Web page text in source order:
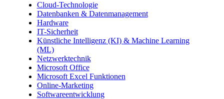
Cloud-Technologie
Datenbanken & Datenmanagement
Hardware
IT-Sicherheit
Künstliche Intelligenz (KI) & Machine Learning
(ML)
Netzwerktechnik
Microsoft Office
Microsoft Excel Funktionen
Online-Marketing
Softwareentwicklung